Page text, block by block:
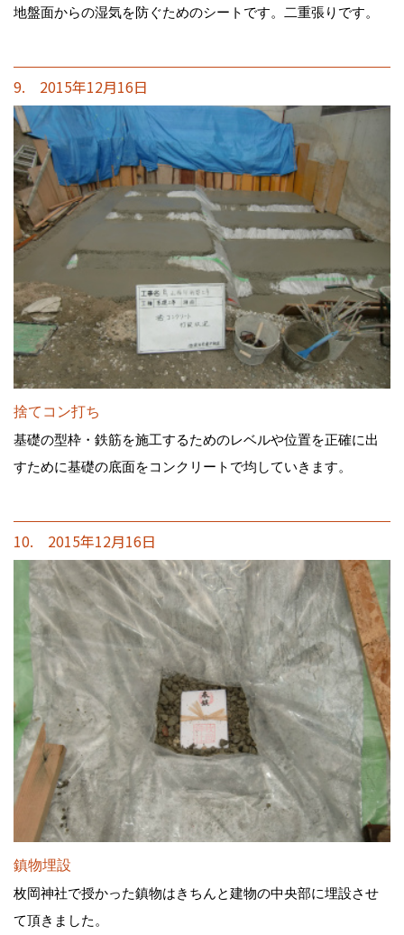
地盤面からの湿気を防ぐためのシートです。二重張りです。
9. 2015年12月16日
捨てコン打ち
基礎の型枠・鉄筋を施工するためのレベルや位置を正確に出
すために基礎の底面をコンクリートで均していきます。
10. 2015年12月16日
鎮物埋設
枚岡神社で授かった鎮物はきちんと建物の中央部に埋設させ
て頂きました。